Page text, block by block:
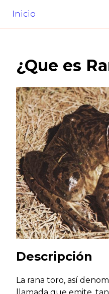
Inicio
¿Que es
Descripción
La rana toro, así